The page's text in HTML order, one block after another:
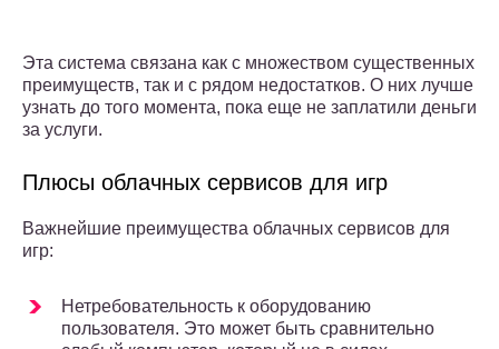
Эта система связана как с множеством существенных
преимуществ, так и с рядом недостатков. О них лучше
узнать до того момента, пока еще не заплатили деньги
за услуги.
Плюсы облачных сервисов для игр
Важнейшие преимущества облачных сервисов для
игр:
Нетребовательность к оборудованию
пользователя. Это может быть сравнительно